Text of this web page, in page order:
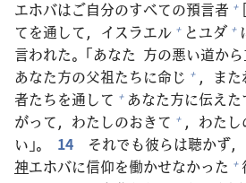
エホバはご自分のすべての預言者 +
てを通して，イスラエル + とユダ +
言われた。「あなた 方の悪い道から
あなた方の父祖たちに命じ + ，ま
者たちを通して + あなた方に伝え
がって，わたしのおきて + ，わたし
い」。
14 それでも彼らは聴かず
神エホバに信仰を働かせなかった +